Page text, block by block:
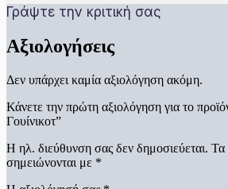
Γράψτε την κριτική σας
Αξιολογήσεις
Δεν υπάρχει καμία αξιολόγηση ακόμη.
Κάνετε την πρώτη αξιολόγηση για το
Γουίνικοτ”
Η ηλ. διεύθυνση σας δεν δημοσιεύεται. Τα
σημειώνονται με *